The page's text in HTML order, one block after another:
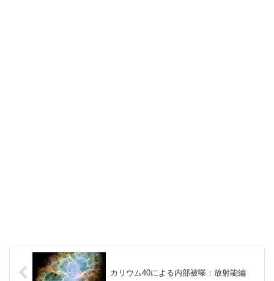
カリウム40による内部被曝：放射能編